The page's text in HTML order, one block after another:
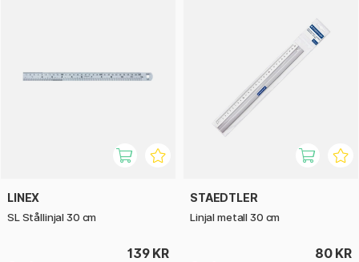
LINEX
SL Stållinjal 30 cm
139 KR
STAEDTLER
Linjal metall 30 cm
80 KR